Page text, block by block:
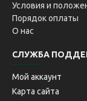
Условия и
Порядок оплаты
О нас
СЛУЖБА
Мой аккаунт
Карта сайта